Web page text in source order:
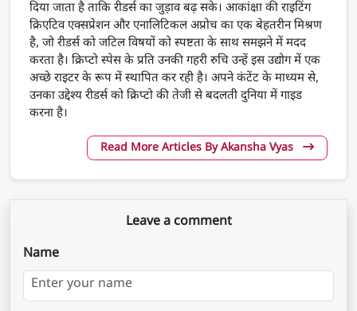
दिया जाता है ताकि रीडर्स का जुड़ाव बढ़ सके। आकांक्षा की राइटिंग
क्रिएटिव एक्सप्रेशन और एनालिटिकल अप्रोच का एक बेहतरीन मिश्रण
है, जो रीडर्स को जटिल विषयों को स्पष्टता के साथ समझने में मदद
करता है। क्रिप्टो स्पेस के प्रति उनकी गहरी रुचि उन्हें इस उद्योग में एक
अच्छे राइटर के रूप में स्थापित कर रही है। अपने कंटेंट के माध्यम से,
उनका उद्देश्य रीडर्स को क्रिप्टो की तेजी से बदलती दुनिया में गाइड
करना है।
Read More Articles By Akansha Vyas
Leave a comment
Name